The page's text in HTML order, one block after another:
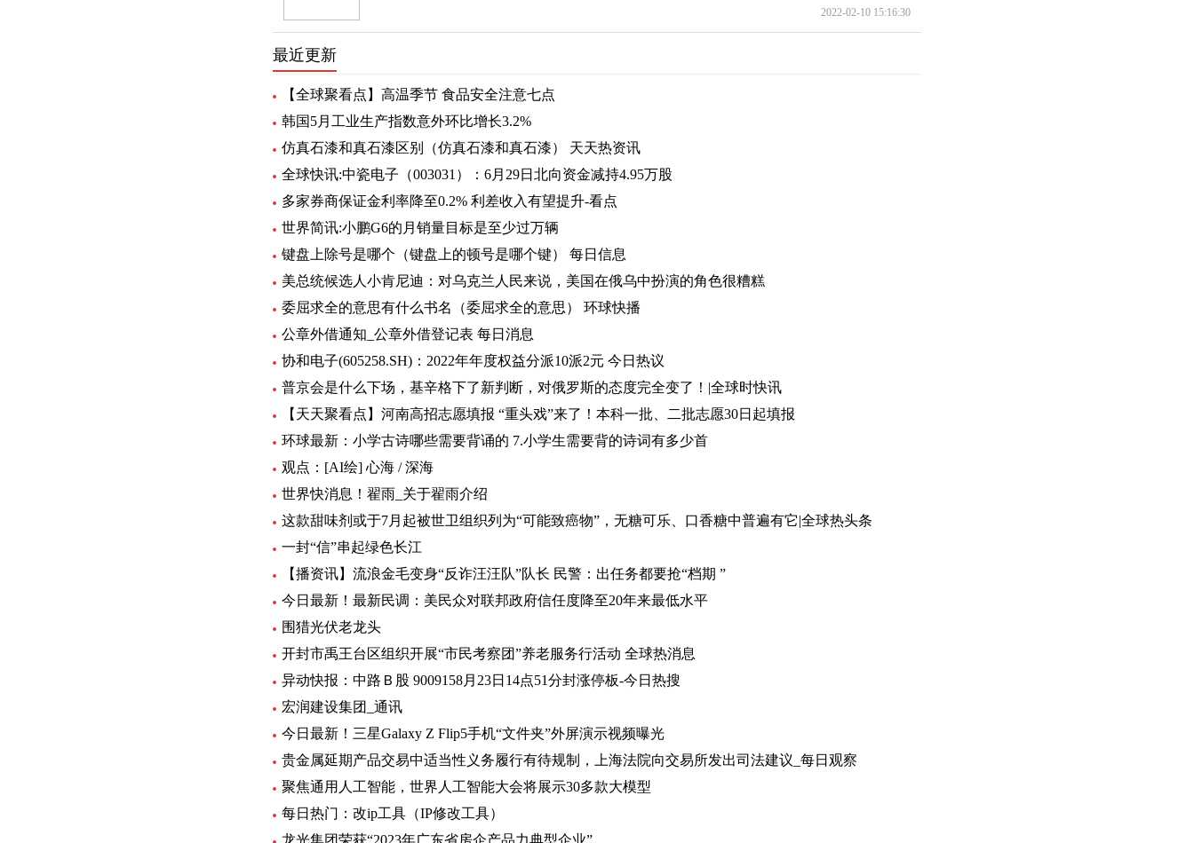
2022-02-10 15:16:30
最近更新
【全球聚看点】高温季节 食品安全注意七点
韩国5月工业生产指数意外环比增长3.2%
仿真石漆和真石漆区别（仿真石漆和真石漆） 天天热资讯
全球快讯:中瓷电子（003031）：6月29日北向资金减持4.95万股
多家券商保证金利率降至0.2% 利差收入有望提升-看点
世界简讯:小鹏G6的月销量目标是至少过万辆
键盘上除号是哪个（键盘上的顿号是哪个键） 每日信息
美总统候选人小肯尼迪：对乌克兰人民来说，美国在俄乌中扮演的角色很糟糕
委屈求全的意思有什么书名（委屈求全的意思） 环球快播
公章外借通知_公章外借登记表 每日消息
协和电子(605258.SH)：2022年年度权益分派10派2元 今日热议
普京会是什么下场，基辛格下了新判断，对俄罗斯的态度完全变了！|全球时快讯
【天天聚看点】河南高招志愿填报 “重头戏”来了！本科一批、二批志愿30日起填报
环球最新：小学古诗哪些需要背诵的 7.小学生需要背的诗词有多少首
观点：[AI绘] 心海 / 深海
世界快消息！翟雨_关于翟雨介绍
这款甜味剂或于7月起被世卫组织列为“可能致癌物”，无糖可乐、口香糖中普遍有它|全球热头条
一封“信”串起绿色长江
【播资讯】流浪金毛变身“反诈汪汪队”队长 民警：出任务都要抢“档期 ”
今日最新！最新民调：美民众对联邦政府信任度降至20年来最低水平
围猎光伏老龙头
开封市禹王台区组织开展“市民考察团”养老服务行活动 全球热消息
异动快报：中路Ｂ股 9009158月23日14点51分封涨停板-今日热搜
宏润建设集团_通讯
今日最新！三星Galaxy Z Flip5手机“文件夹”外屏演示视频曝光
贵金属延期产品交易中适当性义务履行有待规制，上海法院向交易所发出司法建议_每日观察
聚焦通用人工智能，世界人工智能大会将展示30多款大模型
每日热门：改ip工具（IP修改工具）
龙光集团荣获“2023年广东省房企产品力典型企业”